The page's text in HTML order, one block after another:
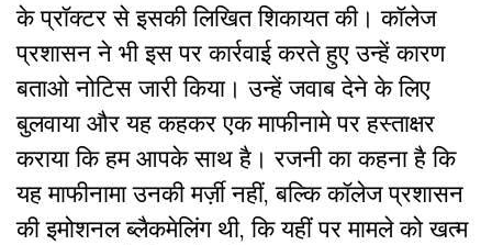
के प्रॉक्टर से इसकी लिखित शिकायत की। कॉलेज
प्रशासन ने भी इस पर कार्रवाई करते हुए उन्हें कारण
बताओ नोटिस जारी किया। उन्हें जवाब देने के लिए
बुलवाया और यह कहकर एक माफीनामे पर हस्ताक्षर
कराया कि हम आपके साथ है। रजनी का कहना है कि
यह माफीनामा उनकी मर्ज़ी नहीं, बल्कि कॉलेज प्रशासन
की इमोशनल ब्लैकमेलिंग थी, कि यहीं पर मामले को खत्म